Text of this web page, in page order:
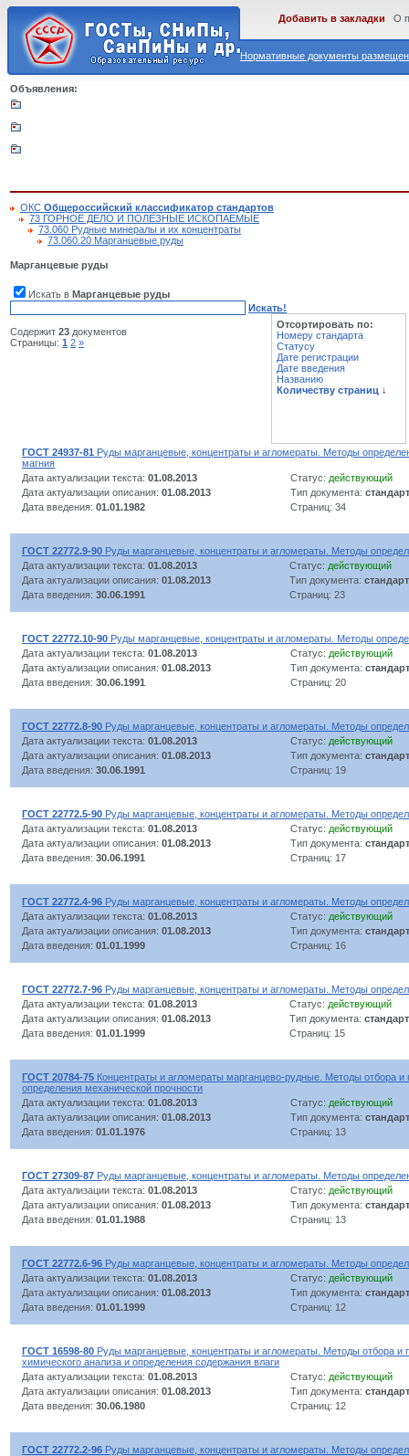
Нормативные документы
Добавить в закладки О
Объявления:
ОКС Общероссийский классификатор стандартов
73 ГОРНОЕ ДЕЛО И ПОЛЕЗНЫЕ ИСКОПАЕМЫЕ
73.060 Рудные минералы и их концентраты
73.060.20 Марганцевые руды
Марганцевые руды
Искать в Марганцевые руды
Искать!
Содержит 23 документов
Страницы: 1 2 »
Отсортировать по:
Номеру стандарта
Статусу
Дате регистрации
Дате введения
Названию
Количеству страниц ↓
ГОСТ 24937-81 Руды марганцевые, концентраты и агломераты. Методы
магния
Дата актуализации текста: 01.08.2013 Статус: действующий
Дата актуализации описания: 01.08.2013 Тип документа: стандарт
Дата введения: 01.01.1982 Страниц: 34
ГОСТ 22772.9-90 Руды марганцевые, концентраты и агломераты. Методы
Дата актуализации текста: 01.08.2013 Статус: действующий
Дата актуализации описания: 01.08.2013 Тип документа: стандарт
Дата введения: 30.06.1991 Страниц: 23
ГОСТ 22772.10-90 Руды марганцевые, концентраты и агломераты. Методы
Дата актуализации текста: 01.08.2013 Статус: действующий
Дата актуализации описания: 01.08.2013 Тип документа: стандарт
Дата введения: 30.06.1991 Страниц: 20
ГОСТ 22772.8-90 Руды марганцевые, концентраты и агломераты. Методы
Дата актуализации текста: 01.08.2013 Статус: действующий
Дата актуализации описания: 01.08.2013 Тип документа: стандарт
Дата введения: 30.06.1991 Страниц: 19
ГОСТ 22772.5-90 Руды марганцевые, концентраты и агломераты. Методы
Дата актуализации текста: 01.08.2013 Статус: действующий
Дата актуализации описания: 01.08.2013 Тип документа: стандарт
Дата введения: 30.06.1991 Страниц: 17
ГОСТ 22772.4-96 Руды марганцевые, концентраты и агломераты. Методы
Дата актуализации текста: 01.08.2013 Статус: действующий
Дата актуализации описания: 01.08.2013 Тип документа: стандарт
Дата введения: 01.01.1999 Страниц: 16
ГОСТ 22772.7-96 Руды марганцевые, концентраты и агломераты. Методы
Дата актуализации текста: 01.08.2013 Статус: действующий
Дата актуализации описания: 01.08.2013 Тип документа: стандарт
Дата введения: 01.01.1999 Страниц: 15
ГОСТ 20784-75 Концентраты и агломераты марганцево-рудные. Методы отбора и
определения механической прочности
Дата актуализации текста: 01.08.2013 Статус: действующий
Дата актуализации описания: 01.08.2013 Тип документа: стандарт
Дата введения: 01.01.1976 Страниц: 13
ГОСТ 27309-87 Руды марганцевые, концентраты и агломераты. Методы
Дата актуализации текста: 01.08.2013 Статус: действующий
Дата актуализации описания: 01.08.2013 Тип документа: стандарт
Дата введения: 01.01.1988 Страниц: 13
ГОСТ 22772.6-96 Руды марганцевые, концентраты и агломераты. Методы
Дата актуализации текста: 01.08.2013 Статус: действующий
Дата актуализации описания: 01.08.2013 Тип документа: стандарт
Дата введения: 01.01.1999 Страниц: 12
ГОСТ 16598-80 Руды марганцевые, концентраты и агломераты. Методы отбора и
химического анализа и определения содержания влаги
Дата актуализации текста: 01.08.2013 Статус: действующий
Дата актуализации описания: 01.08.2013 Тип документа: стандарт
Дата введения: 30.06.1980 Страниц: 12
ГОСТ 22772.2-96 Руды марганцевые, концентраты и агломераты. Методы